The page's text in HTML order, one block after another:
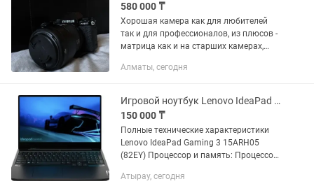
580 000 ₸
Хорошая камера как для любителей
так и для профессионалов, из плюсов -
матрица как и на старших камерах,
поворотный экран, универсальность
Алматы, сегодня
Игровой ноутбук Lenovo IdeaPad Gaming 3 15ARH05
150 000 ₸
Полные технические характеристики
Lenovo IdeaPad Gaming 3 15ARH05
(82EY) Процессор и память: Процессор:
потоков, базовая частота 3.0 ГГц,
Атырау, сегодня